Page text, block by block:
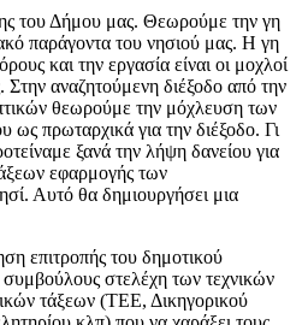
του Δήμου μας. Θεωρούμε την γη
παράγοντα του νησιού μας. Η γη
και την εργασία είναι οι μοχλοί
Στην αναζητούμενη διέξοδο από την
θεωρούμε την μόχλευση των
ως πρωταρχικά για την διέξοδο. Γι
ξανά την λήψη δανείου για
εφαρμογής των
Αυτό θα δημιουργήσει μια
επιτροπής του δημοτικού
στελέχη των τεχνικών
τάξεων (ΤΕΕ, Δικηγορικού